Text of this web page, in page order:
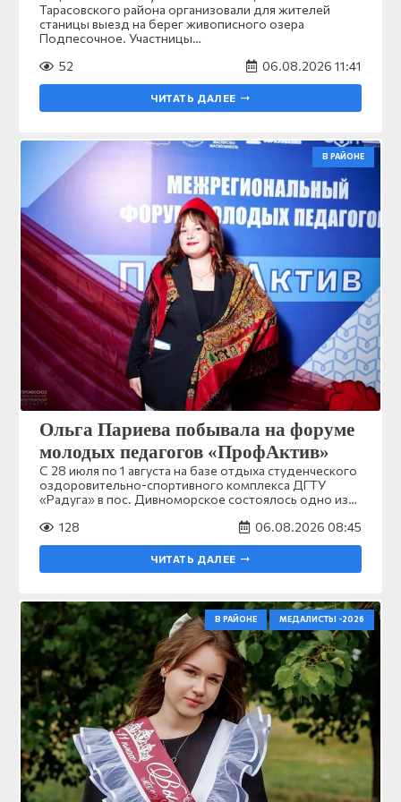
Тарасовского района организовали для жителей
станицы выезд на берег живописного озера
Подпесочное. Участницы…
52
06.08.2026 11:41
ЧИТАТЬ ДАЛЕЕ
В РАЙОНЕ
Ольга Париева побывала на форуме
молодых педагогов «ПрофАктив»
С 28 июля по 1 августа на базе отдыха студенческого
оздоровительно-спортивного комплекса ДГТУ
«Радуга» в пос. Дивноморское состоялось одно из…
128
06.08.2026 08:45
ЧИТАТЬ ДАЛЕЕ
В РАЙОНЕ МЕДАЛИСТЫ -2026